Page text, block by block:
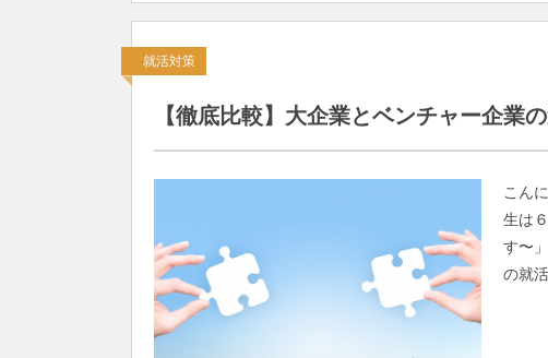
就活対策
【徹底比較】大企業とベンチャー企業
こん
生は
す〜
の就